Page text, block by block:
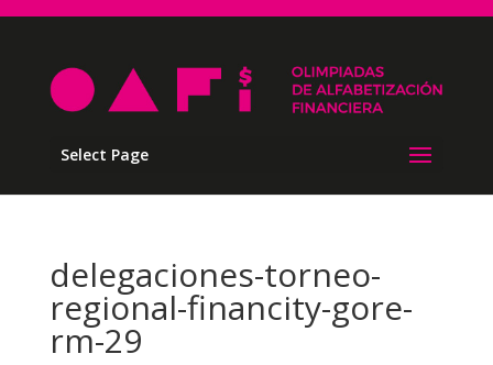
Select Page
delegaciones-torneo-
regional-financity-gore-
rm-29